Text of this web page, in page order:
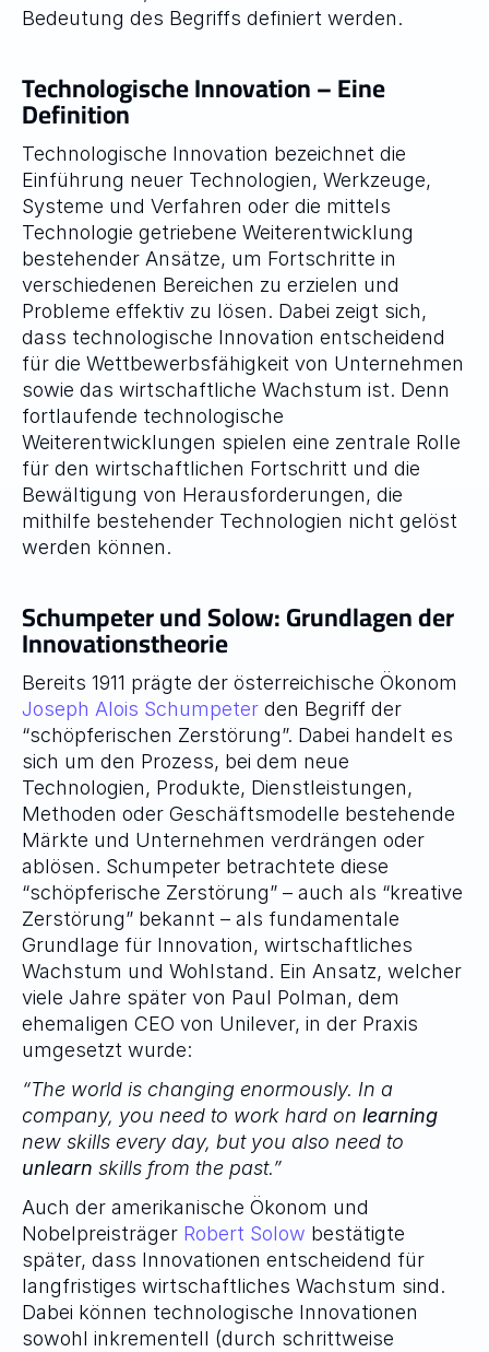
Bedeutung des Begriffs definiert werden.
Technologische Innovation – Eine
Definition
Technologische Innovation bezeichnet die
Einführung neuer Technologien, Werkzeuge,
Systeme und Verfahren oder die mittels
Technologie getriebene Weiterentwicklung
bestehender Ansätze, um Fortschritte in
verschiedenen Bereichen zu erzielen und
Probleme effektiv zu lösen. Dabei zeigt sich,
dass technologische Innovation entscheidend
für die Wettbewerbsfähigkeit von Unternehmen
sowie das wirtschaftliche Wachstum ist. Denn
fortlaufende technologische
Weiterentwicklungen spielen eine zentrale Rolle
für den wirtschaftlichen Fortschritt und die
Bewältigung von Herausforderungen, die
mithilfe bestehender Technologien nicht gelöst
werden können.
Schumpeter und Solow: Grundlagen der
Innovationstheorie
Joseph Alois Schumpeter den Begriff der
“schöpferischen Zerstörung”. Dabei handelt es
sich um den Prozess, bei dem neue
Technologien, Produkte, Dienstleistungen,
Methoden oder Geschäftsmodelle bestehende
Märkte und Unternehmen verdrängen oder
ablösen. Schumpeter betrachtete diese
“schöpferische Zerstörung” – auch als “kreative
Zerstörung” bekannt – als fundamentale
Grundlage für Innovation, wirtschaftliches
Wachstum und Wohlstand. Ein Ansatz, welcher
viele Jahre später von Paul Polman, dem
ehemaligen CEO von Unilever, in der Praxis
umgesetzt wurde:
“The world is changing enormously. In a
company, you need to work hard on learning
unlearn skills from the past.”
Auch der amerikanische Ökonom und
Nobelpreisträger Robert Solow bestätigte
später, dass Innovationen entscheidend für
langfristiges wirtschaftliches Wachstum sind.
Dabei können technologische Innovationen
sowohl inkrementell (durch schrittweise